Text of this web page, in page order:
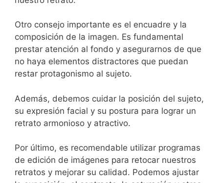
Otro consejo importante‌ es el encuadre y la
composición de la imagen. Es fundamental
prestar atención al fondo y asegurarnos de que
no haya elementos distractores que puedan
restar protagonismo al sujeto.
Además, debemos cuidar la posición del sujeto,
su expresión facial ⁢y ⁤su postura para lograr un
retrato armonioso y atractivo.
Por último, es recomendable utilizar⁤ programas⁣
de edición de imágenes para retocar‌ nuestros
retratos y mejorar su calidad. Podemos ajustar